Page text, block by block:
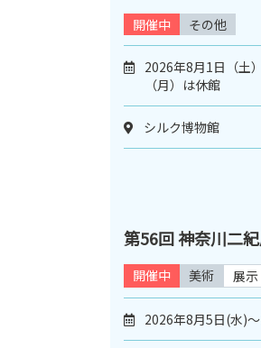
開催中 その他
2026年8月1日（土
（月）は休館
シルク博物館
第56回 神奈川二
開催中 美術 展示
2026年8月5日(水)